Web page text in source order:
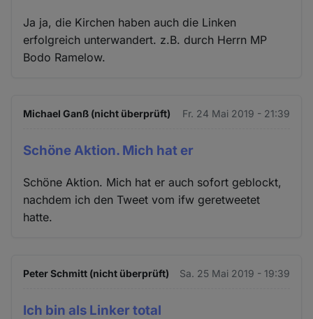
Ja ja, die Kirchen haben auch die Linken
erfolgreich unterwandert. z.B. durch Herrn MP
Bodo Ramelow.
Michael Ganß (nicht überprüft) Fr. 24 Mai 2019 - 21:39
Schöne Aktion. Mich hat er
Schöne Aktion. Mich hat er auch sofort geblockt,
nachdem ich den Tweet vom ifw geretweetet
hatte.
Peter Schmitt (nicht überprüft) Sa. 25 Mai 2019 - 19:39
Ich bin als Linker total